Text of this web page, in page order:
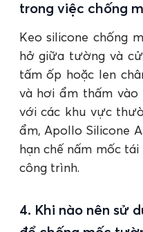
trong việc chống
Keo silicone chống
hở giữa tường và
tấm ốp hoặc len
và hơi ẩm thấm
với các khu vực
ẩm, Apollo Silicone
hạn chế nấm mốc
công trình.
4. Khi nào nên sử